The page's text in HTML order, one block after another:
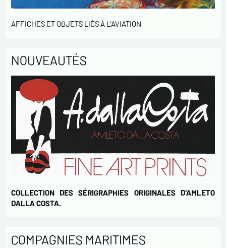
En cochant cette case, j'accepte de recevoir des
votre activités.
AFFICHES ET OBJETS LIÉS À L'AVIATION
NOUVEAUTÉS
COLLECTION DES SÉRIGRAPHIES ORIGINALES D'AMLETO
DALLA COSTA.
COMPAGNIES MARITIMES